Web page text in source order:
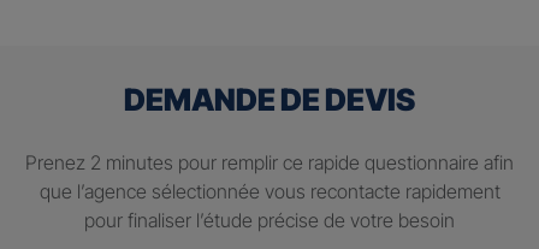
DEMANDE DE DEVIS
Prenez 2 minutes pour remplir ce rapide questionnaire afin
que l’agence sélectionnée vous recontacte rapidement
pour finaliser l’étude précise de votre besoin